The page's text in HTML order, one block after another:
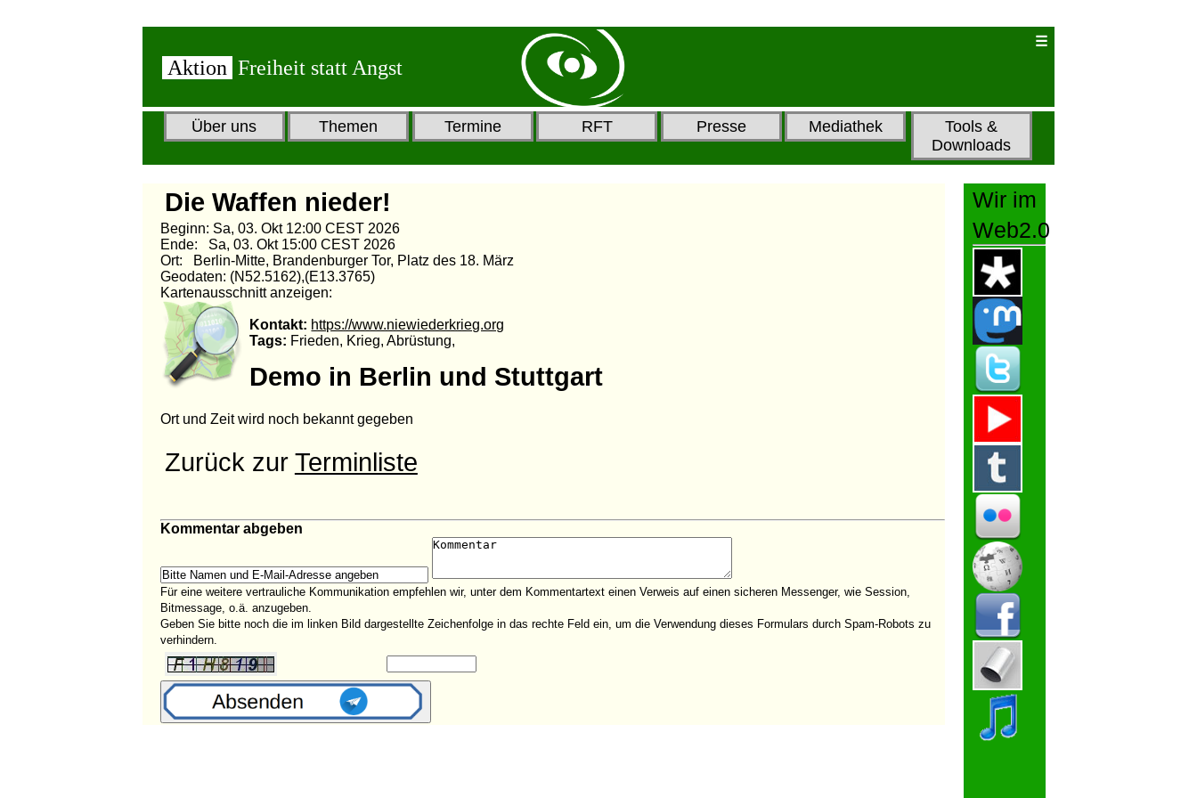
Aktion Freiheit statt Angst
Über uns Themen Termine RFT Presse Mediathek
Tools &
Downloads
Die Waffen nieder!
Beginn: Sa, 03. Okt 12:00 CEST 2026
Ende: Sa, 03. Okt 15:00 CEST 2026
Ort: Berlin-Mitte, Brandenburger Tor, Platz des 18. März
Geodaten: (N52.5162),(E13.3765)
Kartenausschnitt anzeigen:
Kontakt: https://www.niewiederkrieg.org
Tags: Frieden, Krieg, Abrüstung,
Demo in Berlin und Stuttgart
Ort und Zeit wird noch bekannt gegeben
Zurück zur Terminliste
Kommentar abgeben
Für eine weitere vertrauliche Kommunikation empfehlen wir, unter dem Kommentartext einen Verweis auf einen sicheren Messenger, wie Session,
Bitmessage, o.ä. anzugeben.
Geben Sie bitte noch die im linken Bild dargestellte Zeichenfolge in das rechte Feld ein, um die Verwendung dieses Formulars durch Spam-Robots zu
verhindern.
Wir im
Web2.0